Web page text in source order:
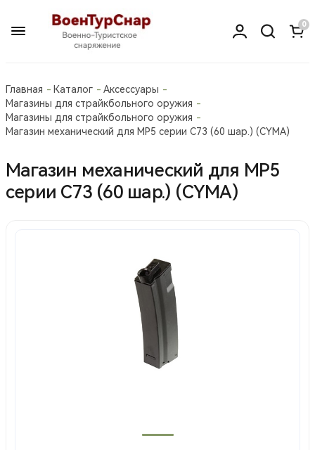
0
Главная Каталог
Аксессуары
Магазины для страйкбольного оружия
Магазины для страйкбольного оружия
Магазин механический для МP5 серии С73 (60 шар.) (CYMA)
Магазин механический для МP5
серии С73 (60 шар.) (CYMA)